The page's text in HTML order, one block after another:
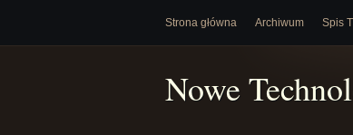
Strona główna Archiwum Spis
Nowe